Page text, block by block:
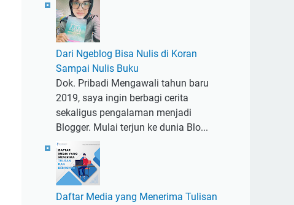
Dari Ngeblog Bisa Nulis di Koran
Sampai Nulis Buku
Dok. Pribadi Mengawali tahun baru
2019, saya ingin berbagi cerita
sekaligus pengalaman menjadi
Blogger. Mulai terjun ke dunia Blo...
Daftar Media yang Menerima Tulisan